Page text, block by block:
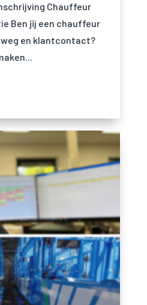
Chauffeur
Ben jij een chauffeur
en klantcontact?
Ervaring
Om onze
website zo
weigert, zal
een deel van
functionaliteit
van de
website
verdwijnen.
Marketing
Door jouw
interesses en
gedrag te delen
terwijl je onze site
bezoekt, vergroot
je de kans op het